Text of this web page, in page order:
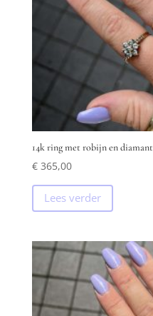
14k ring met robijn en diamant
€365,00
Lees verder